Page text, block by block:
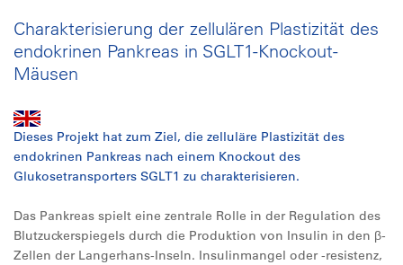
Charakterisierung der zellulären Plastizität des
endokrinen Pankreas in SGLT1-Knockout-
Mäusen
Dieses Projekt hat zum Ziel, die zelluläre Plastizität des
endokrinen Pankreas nach einem Knockout des
Glukosetransporters SGLT1 zu charakterisieren.
Das Pankreas spielt eine zentrale Rolle in der Regulation des
Blutzuckerspiegels durch die Produktion von Insulin in den β-
Zellen der Langerhans-Inseln. Insulinmangel oder -resistenz,